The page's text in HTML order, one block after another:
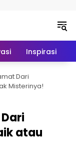
Inspirasi
Dari
Misterinya!
atau